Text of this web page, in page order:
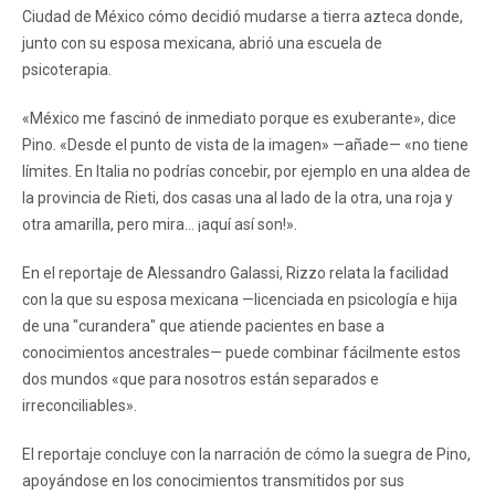
Ciudad de México cómo decidió mudarse a tierra azteca donde,
junto con su esposa mexicana, abrió una escuela de
psicoterapia.
«México me fascinó de inmediato porque es exuberante», dice
Pino. «Desde el punto de vista de la imagen» —añade— «no tiene
límites. En Italia no podrías concebir, por ejemplo en una aldea de
la provincia de Rieti, dos casas una al lado de la otra, una roja y
otra amarilla, pero mira... ¡aquí así son!».
En el reportaje de Alessandro Galassi, Rizzo relata la facilidad
con la que su esposa mexicana —licenciada en psicología e hija
de una "curandera" que atiende pacientes en base a
conocimientos ancestrales— puede combinar fácilmente estos
dos mundos «que para nosotros están separados e
irreconciliables».
El reportaje concluye con la narración de cómo la suegra de Pino,
apoyándose en los conocimientos transmitidos por sus